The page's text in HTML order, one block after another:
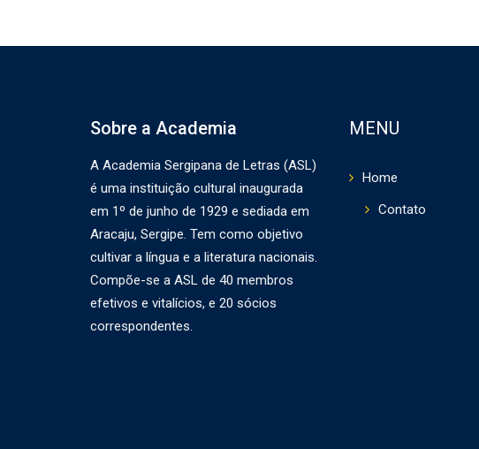
Sobre a Academia
A Academia Sergipana de Letras (ASL)
é uma instituição cultural inaugurada
em 1º de junho de 1929 e sediada em
Aracaju, Sergipe. Tem como objetivo
cultivar a língua e a literatura nacionais.
Compõe-se a ASL de 40 membros
efetivos e vitalícios, e 20 sócios
correspondentes.
MENU
Home
Contato